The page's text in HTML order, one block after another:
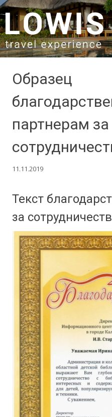
SKIP TO CONTENT
Образец
партнерам за
11.11.2019
Текст
за